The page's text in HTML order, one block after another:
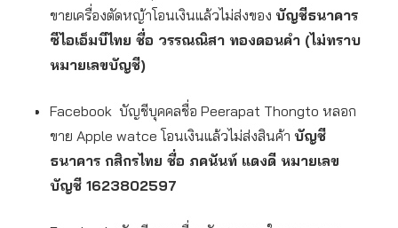
ขายเครื่องตัดหญ้าโอนเงินแล้วไม่ส่งของ บัญชีธนาคาร
ซีไอเอ็มบีไทย ชื่อ วรรณณิสา ทองดอนคำ (ไม่ทราบ
หมายเลขบัญชี)
Facebook บัญชีบุคคลชื่อ Peerapat Thongto หลอก
ขาย Apple watce โอนเงินแล้วไม่ส่งสินค้า บัญชี
ธนาคาร กสิกรไทย ชื่อ ภคนันท์ แดงดี หมายเลข
บัญชี 1623802597